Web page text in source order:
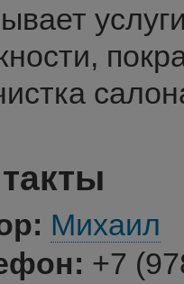
Михаил
+7